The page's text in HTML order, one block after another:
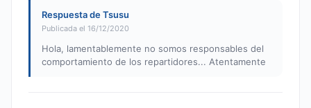
Respuesta de Tsusu
Publicada el 16/12/2020
Hola, lamentablemente no somos responsables del
comportamiento de los repartidores... Atentamente